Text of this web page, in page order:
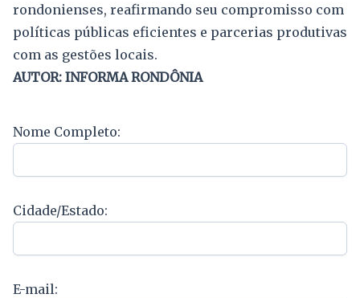
rondonienses, reafirmando seu compromisso com
políticas públicas eficientes e parcerias produtivas
com as gestões locais.
AUTOR: INFORMA RONDÔNIA
Nome Completo:
Cidade/Estado:
E-mail: